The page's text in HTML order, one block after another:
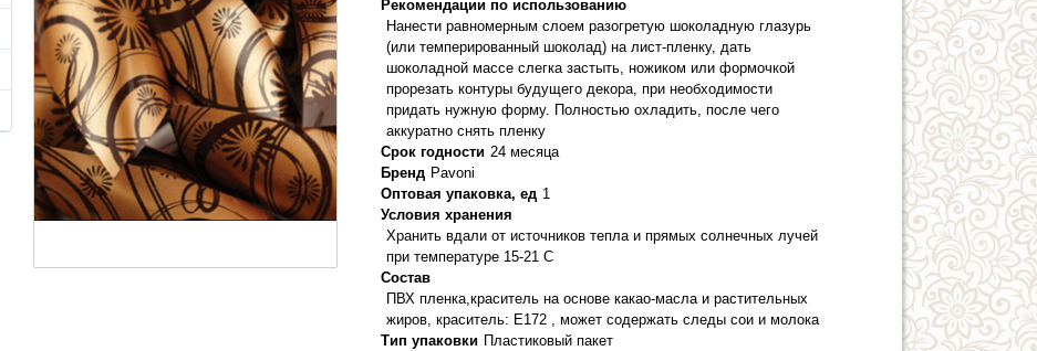
Рекомендации по использованию
Нанести равномерным слоем разогретую шоколадную глазурь
(или темперированный шоколад) на лист-пленку, дать
шоколадной массе слегка застыть, ножиком или формочкой
прорезать контуры будущего декора, при необходимости
придать нужную форму. Полностью охладить, после чего
аккуратно снять пленку
Срок годности 24 месяца
Бренд Pavoni
Оптовая упаковка, ед 1
Условия хранения
Хранить вдали от источников тепла и прямых солнечных лучей
при температуре 15-21 С
Состав
ПВХ пленка,краситель на основе какао-масла и растительных
жиров, краситель: Е172 , может содержать следы сои и молока
Тип упаковки Пластиковый пакет